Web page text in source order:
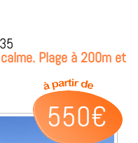
Plage à 200m et
550€